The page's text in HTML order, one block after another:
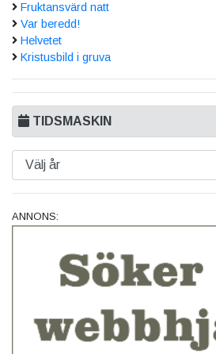
Fruktansvärd natt
Var beredd!
Helvetet
Kristusbild i gruva
TIDSMASKIN
ANNONS: